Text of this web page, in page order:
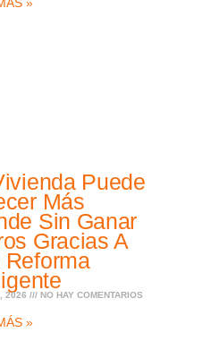
Puede
Más
Sin Ganar
Gracias A
Reforma
2026 NO HAY COMENTARIOS
»